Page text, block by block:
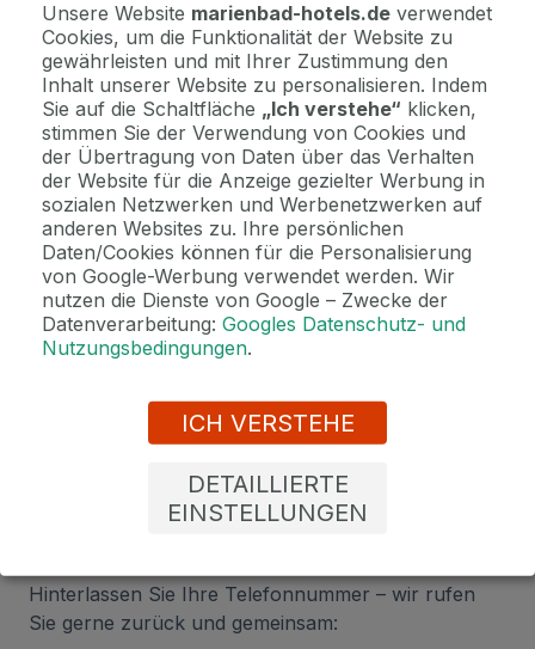
Als Geschenk kaufen
Machen Sie Freude mit einem Geschenkvoucher
Jetzt bezahlen Sie gar nichts.
Die Zahlungsmodalitäten erhalten Sie zusammen mit dem Angebot
per E-Mail.
2 Gründe, bei uns zu buchen
Bonus zur Buchung
Genießen Sie Marienbad in vollen Zügen mit unseren exklusiven
Bonusen zu jeder Reservierung!
Sind Sie unsicher bei der
Auswahl? Lassen Sie sich von uns
Hinterlassen Sie Ihre Telefonnummer – wir rufen
Sie gerne zurück und gemeinsam:
Unsere Website marienbad-hotels.de verwendet
Cookies, um die Funktionalität der Website zu
gewährleisten und mit Ihrer Zustimmung den
Inhalt unserer Website zu personalisieren. Indem
Sie auf die Schaltfläche „Ich verstehe“ klicken,
stimmen Sie der Verwendung von Cookies und
der Übertragung von Daten über das Verhalten
der Website für die Anzeige gezielter Werbung in
sozialen Netzwerken und Werbenetzwerken auf
anderen Websites zu. Ihre persönlichen
Daten/Cookies können für die Personalisierung
von Google-Werbung verwendet werden. Wir
nutzen die Dienste von Google – Zwecke der
Datenverarbeitung: Googles Datenschutz- und
Nutzungsbedingungen.
DETAILLIERTE
EINSTELLUNGEN
ICH VERSTEHE